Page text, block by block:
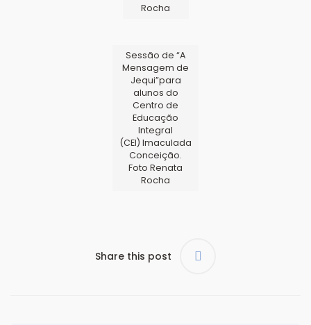
Rocha
Sessão de “A
Mensagem de
Jequi”para
alunos do
Centro de
Educação
Integral
(CEI) Imaculada
Conceição.
Foto Renata
Rocha
Share this post